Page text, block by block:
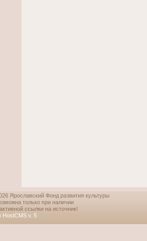
Ярославский Фонд развития культуры
только при наличии
ссылки на источник!
HostCMS v. 5